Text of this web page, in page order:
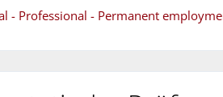
- Professional - Permanent